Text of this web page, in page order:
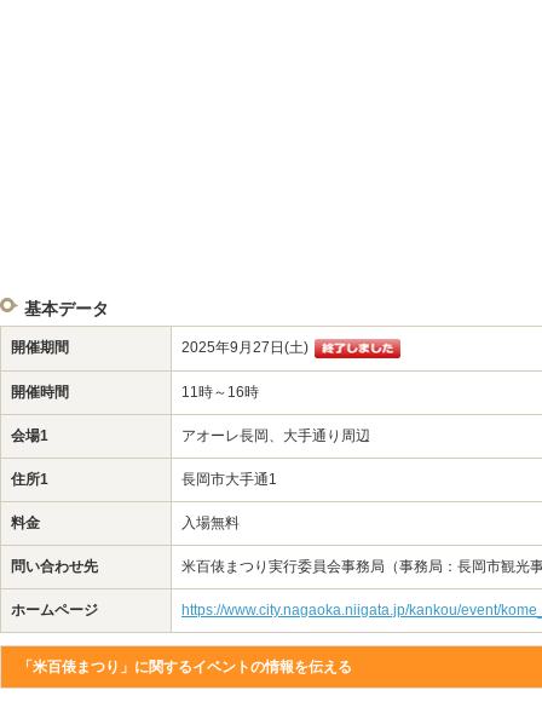
基本データ
開催期間 2025年9月27日(土)
開催時間 11時～16時
会場1 アオーレ長岡、大手通り周辺
住所1 長岡市大手通1
料金 入場無料
問い合わせ先 米百俵まつり実行委員会事務局（事務局：長岡市観光
ホームページ https://www.city.nagaoka.niigata.jp/kankou/event/
「米百俵まつり」に関するイベントの情報を伝える